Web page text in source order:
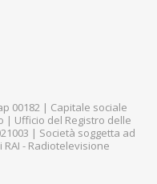
00182 | Capitale sociale
| Ufficio del Registro delle
| Società soggetta ad
- Radiotelevisione